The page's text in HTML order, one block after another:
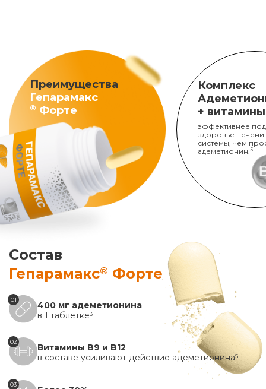
Преимущества
Гепарамакс
® Форте
Комплекс
+
эффективнее
здоровье печени
системы, чем
адеметионин. 5
Состав
Гепарамакс® Форте
01
400 мг адеметионина
в 1 таблетке3
02
Витамины B9 и B12
в составе усиливают действие адеметионина5
03